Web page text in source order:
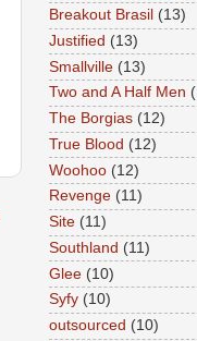
Breakout Brasil (13)
Justified (13)
Smallville (13)
Two and A Half Men
The Borgias (12)
True Blood (12)
Woohoo (12)
Revenge (11)
Site (11)
Southland (11)
Glee (10)
Syfy (10)
outsourced (10)